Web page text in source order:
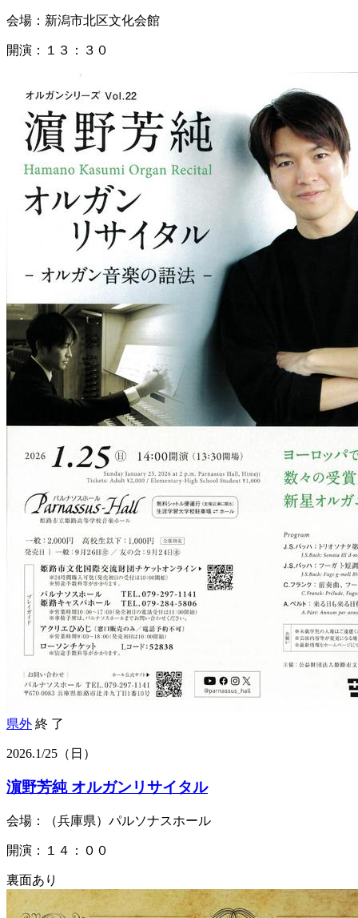
会場：新潟市北区文化会館
開演：１３：３０
県外 終 了
2026.1/25 （日）
濵野芳純 オルガンリサイタル
会場：（兵庫県）パルソナスホール
開演：１４：００
裏面あり